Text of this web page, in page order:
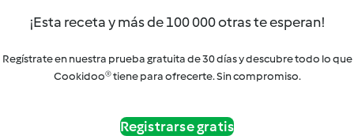
¡Esta receta y más de 100 000 otras te esperan!
Regístrate en nuestra prueba gratuita de 30 días y descubre todo lo que
Cookidoo® tiene para ofrecerte. Sin compromiso.
Registrarse gratis